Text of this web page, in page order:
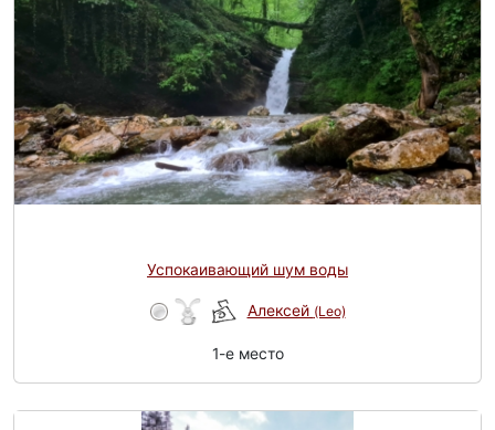
Успокаивающий шум воды
Алексей (Leo)
1-e место